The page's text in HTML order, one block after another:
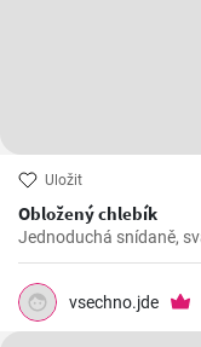
Uložit
Obložený chlebík
Jednoduchá snídaně,
vsechno.jde